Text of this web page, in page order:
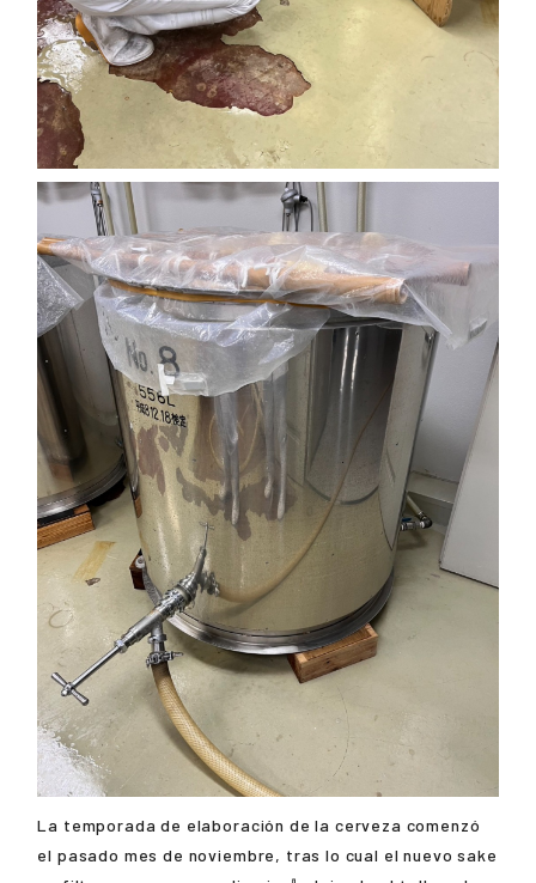
La temporada de elaboración de la cerveza comenzó
el pasado mes de noviembre, tras lo cual el nuevo sake